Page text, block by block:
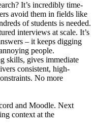
It’s incredibly time-
avoid them in fields like
of students is needed.
interviews at scale. It’s
– it keeps digging
people.
skills, gives immediate
consistent, high-
No more
and Moodle. Next
context at the